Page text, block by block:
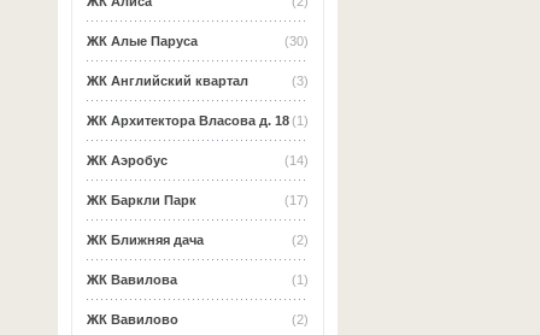
(30)
ЖК Алые Паруса
(3)
ЖК Английский квартал
(1)
ЖК Архитектора Власова д. 18
(14)
ЖК Аэробус
(17)
ЖК Баркли Парк
(2)
ЖК Ближняя дача
(1)
ЖК Вавилова
(2)
ЖК Вавилово